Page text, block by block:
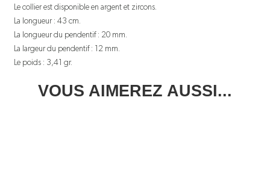
Le collier est disponible en argent et zircons.
La longueur : 43 cm.
La longueur du pendentif : 20 mm.
La largeur du pendentif : 12 mm.
Le poids : 3,41 gr.
VOUS AIMEREZ AUSSI...